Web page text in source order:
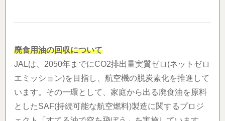
廃食用油の回収について
JALは、2050年までにCO2排出量実質ゼロ(ネットゼロ
エミッション)を目指し、航空機の脱炭素化を推進して
います。その一環として、家庭から出る廃食油を原料
としたSAF(持続可能な航空燃料)製造に関するプロジ